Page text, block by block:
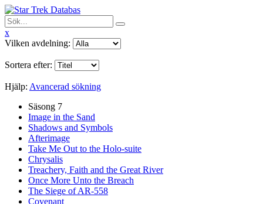
x
Vilken avdelning:
Sortera efter:
Hjälp: Avancerad sökning
Säsong 7
Image in the Sand
Shadows and Symbols
Afterimage
Take Me Out to the Holo-suite
Chrysalis
Treachery, Faith and the Great River
Once More Unto the Breach
The Siege of AR-558
Covenant